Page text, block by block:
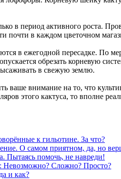
в период активного роста.
почти в каждом цветочном
в ежегодной пересадке. По
обрезать корневую
в свежую землю.
ваше внимание на то, что
этого кактуса, то вполне
к гильотине. За что?
О самом приятном, да, но
Пытаясь помочь, не навреди!
Невозможно? Сложно? Просто?
и как?